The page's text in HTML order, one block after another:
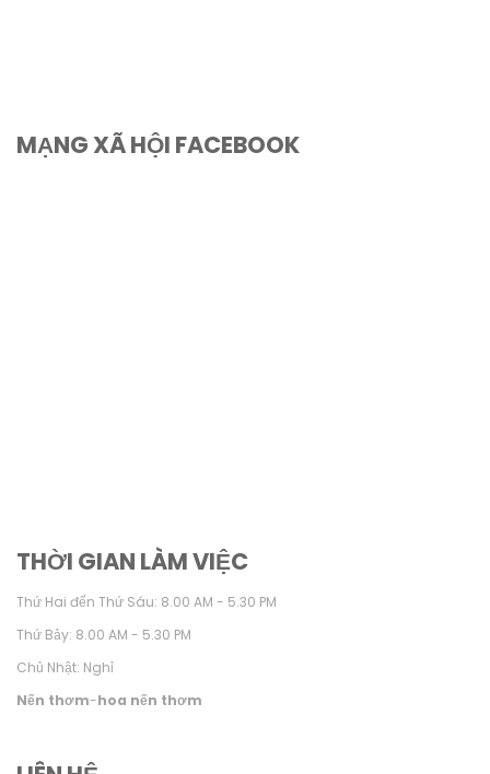
MẠNG XÃ HỘI FACEBOOK
THỜI GIAN LÀM VIỆC
Thứ Hai đến Thứ Sáu: 8.00 AM - 5.30 PM
Thứ Bảy: 8.00 AM - 5.30 PM
Chủ Nhật: Nghỉ
Nến thơm-hoa nến thơm